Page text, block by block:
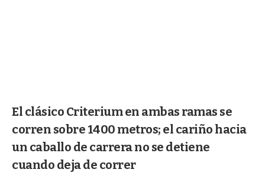
El clásico Criterium en ambas ramas se
corren sobre 1400 metros; el cariño hacia
un caballo de carrera no se detiene
cuando deja de correr